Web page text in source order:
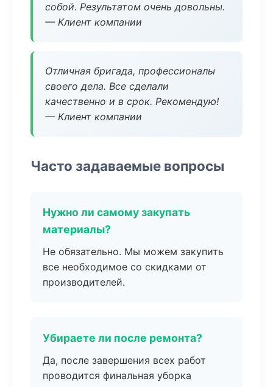
собой. Результатом очень довольны.
— Клиент компании
Отличная бригада, профессионалы
своего дела. Все сделали
качественно и в срок. Рекомендую!
— Клиент компании
Часто задаваемые вопросы
Нужно ли самому закупать
материалы?
Не обязательно. Мы можем закупить
все необходимое со скидками от
производителей.
Убираете ли после ремонта?
Да, после завершения всех работ
проводится финальная уборка